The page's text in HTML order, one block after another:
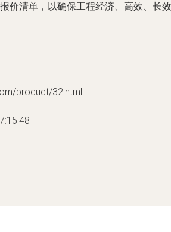
价清单，以确保工程经济、高效、长效
product/32.html